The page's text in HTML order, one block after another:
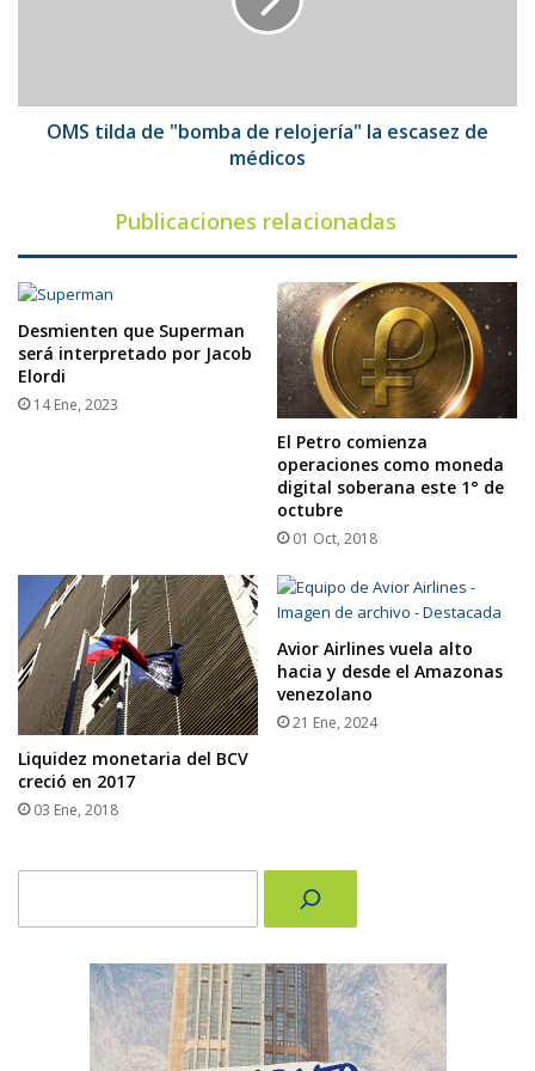
de
médicos
OMS tilda de "bomba de relojería" la escasez de
médicos
Publicaciones relacionadas
Desmienten que Superman
será interpretado por Jacob
Elordi
14 Ene, 2023
El Petro comienza
operaciones como moneda
digital soberana este 1° de
octubre
01 Oct, 2018
Liquidez monetaria del BCV
creció en 2017
03 Ene, 2018
Avior Airlines vuela alto
hacia y desde el Amazonas
venezolano
21 Ene, 2024